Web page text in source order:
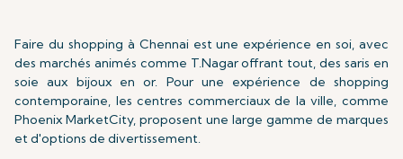
Faire du shopping à Chennai est une expérience en soi, avec
des marchés animés comme T.Nagar offrant tout, des saris en
soie aux bijoux en or. Pour une expérience de shopping
contemporaine, les centres commerciaux de la ville, comme
Phoenix MarketCity, proposent une large gamme de marques
et d'options de divertissement.